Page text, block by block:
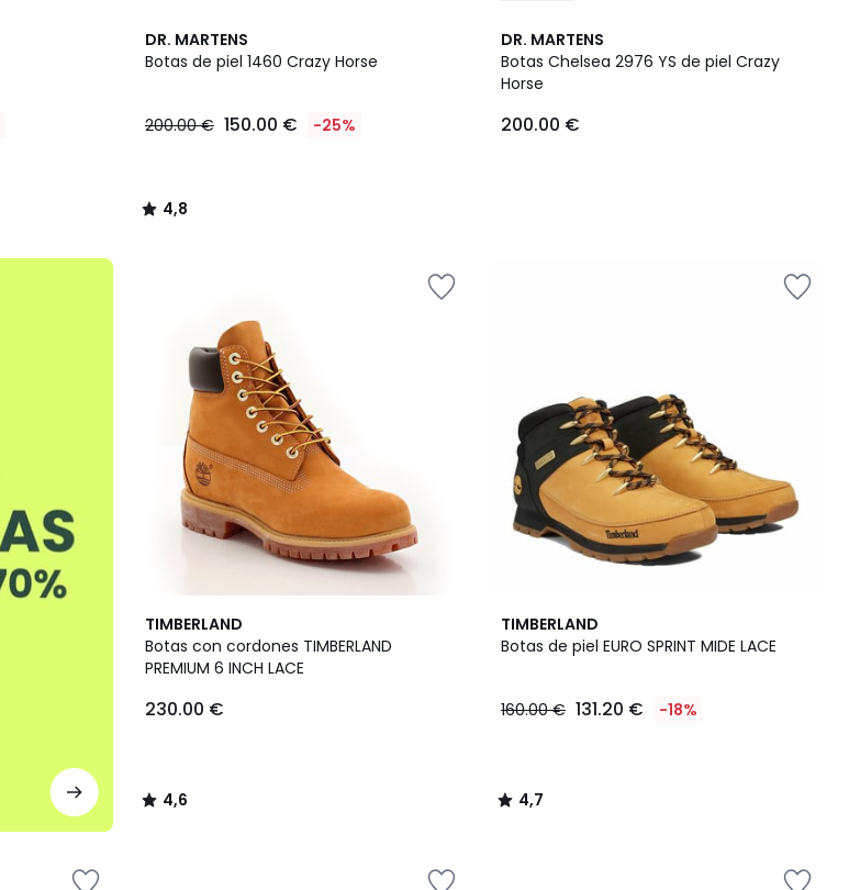
DR. MARTENS
Botas de piel 1460 Crazy Horse
200.00 € 150.00 € -25%
4,8
/ 5
4,8
/
DR. MARTENS
Botas Chelsea 2976 YS de piel Crazy
Horse
200.00 €
TIMBERLAND
Botas con cordones TIMBERLAND
PREMIUM 6 INCH LACE
230.00 €
4,6
/ 5
4,6
/
TIMBERLAND
Botas de piel EURO SPRINT MIDE LACE
160.00 € 131.20 € -18%
4,7
/ 5
4,7
/